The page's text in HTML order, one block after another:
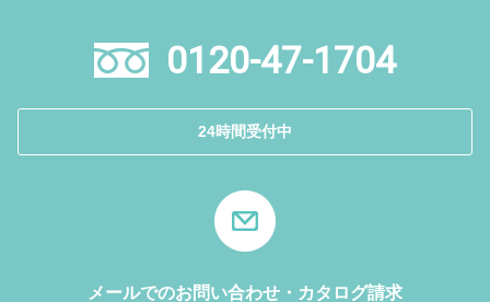
0120-47-1704
24時間受付中
メールでのお問い合わせ・カタログ請求